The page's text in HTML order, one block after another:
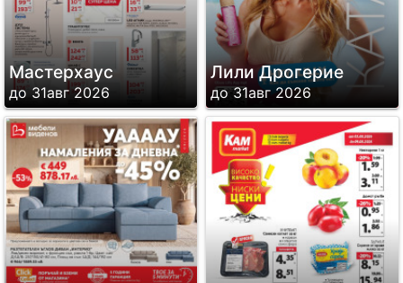
Мастерхаус
до 31авг 2026
Лили Дрогерие
до 31авг 2026